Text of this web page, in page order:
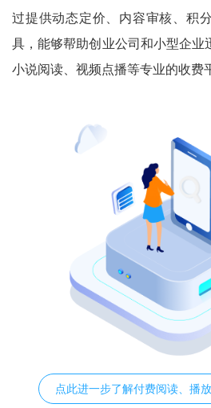
过提供动态定价、内容审核、积
具，能够帮助创业公司和小型企业
小说阅读、视频点播等专业的收费
点此进一步了解付费阅读、播